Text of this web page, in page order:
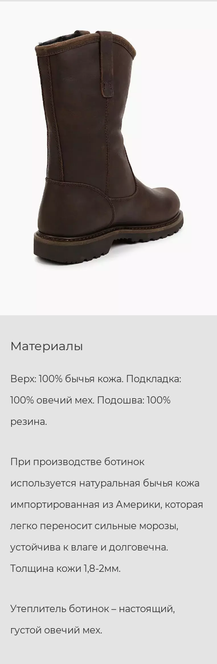
Материалы
Верх: 100% бычья кожа. Подкладка:
100% овечий мех. Подошва: 100%
резина.
При производстве ботинок
используется натуральная бычья кожа
импортированная из Америки, которая
легко переносит сильные морозы,
устойчива к влаге и долговечна.
Толщина кожи 1,8-2мм.
Утеплитель ботинок – настоящий,
густой овечий мех.